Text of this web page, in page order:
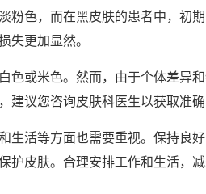
粉色，而在黑皮肤的患者中，初
失更加显然。
或米色。然而，由于个体差异
议您咨询皮肤科医生以获取准确
活等方面也需要重视。保持良
护皮肤。合理安排工作和生活，